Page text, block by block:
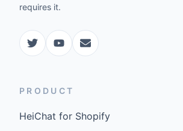
requires it.
PRODUCT
HeiChat for Shopify